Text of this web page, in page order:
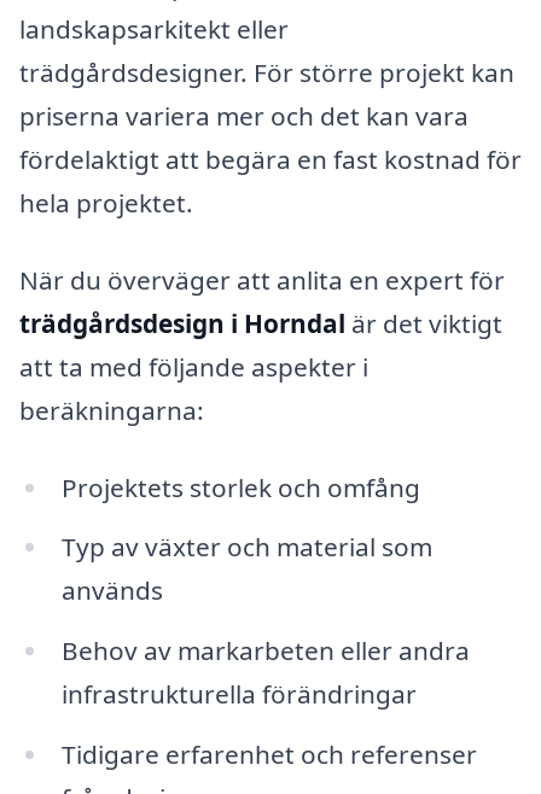
landskapsarkitekt eller
trädgårdsdesigner. För större projekt kan
priserna variera mer och det kan vara
fördelaktigt att begära en fast kostnad för
hela projektet.
När du överväger att anlita en expert för
trädgårdsdesign i Horndal är det viktigt
att ta med följande aspekter i
beräkningarna:
Projektets storlek och omfång
Typ av växter och material som
används
Behov av markarbeten eller andra
infrastrukturella förändringar
Tidigare erfarenhet och referenser